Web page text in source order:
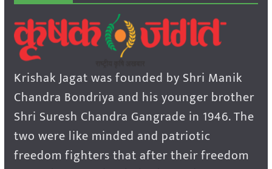
Krishak Jagat was founded by Shri Manik
Chandra Bondriya and his younger brother
Shri Suresh Chandra Gangrade in 1946. The
two were like minded and patriotic
freedom fighters that after their freedom